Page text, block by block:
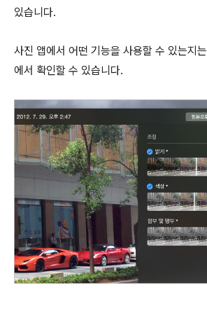
있습니다.
사진 앱에서 어떤 기능을 사용할 수 있는지는
에서 확인할 수 있습니다.